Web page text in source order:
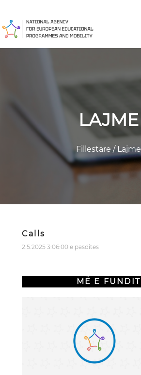
LAJME
Fillestare/Lajme
Calls
2.5.2025 3:06:00 e pasdites
MË E FUNDIT